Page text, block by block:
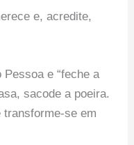
e, acredite,
e “feche a
sacode a poeira.
se em